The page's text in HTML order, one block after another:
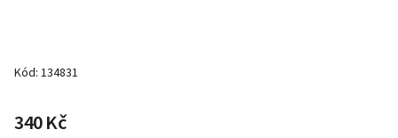
Kód: 134831
340 Kč